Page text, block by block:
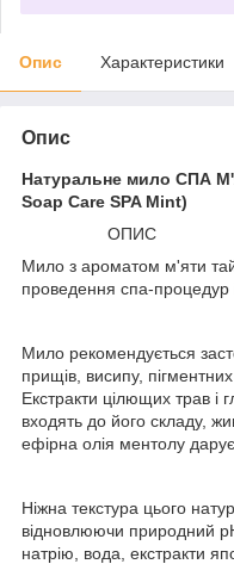
Опис Характеристики
Опис
Натуральне мило СПА
Soap Care SPA Mint)
ОПИС
Мило з ароматом м'яти
проведення спа-процедур
Мило рекомендується
прищів, висипу,
Екстракти цілющих трав і
входять до його складу,
ефірна олія ментолу
Ніжна текстура цього
відновлюючи природний
натрію, вода, екстракти